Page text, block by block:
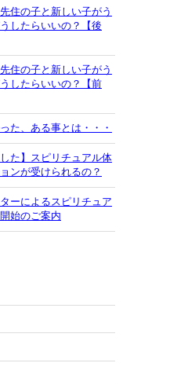
住の子と新しい子がう
したらいいの？【後
住の子と新しい子がう
したらいいの？【前
た、ある事とは・・・
た】スピリチュアル体
ンが受けられるの？
ーによるスピリチュア
始のご案内